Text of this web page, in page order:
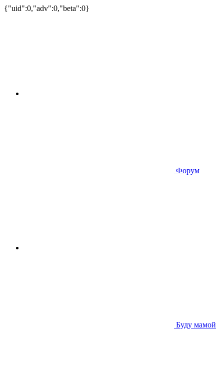
{"uid":0,"adv":0,"beta":0}
Форум
Буду мамой